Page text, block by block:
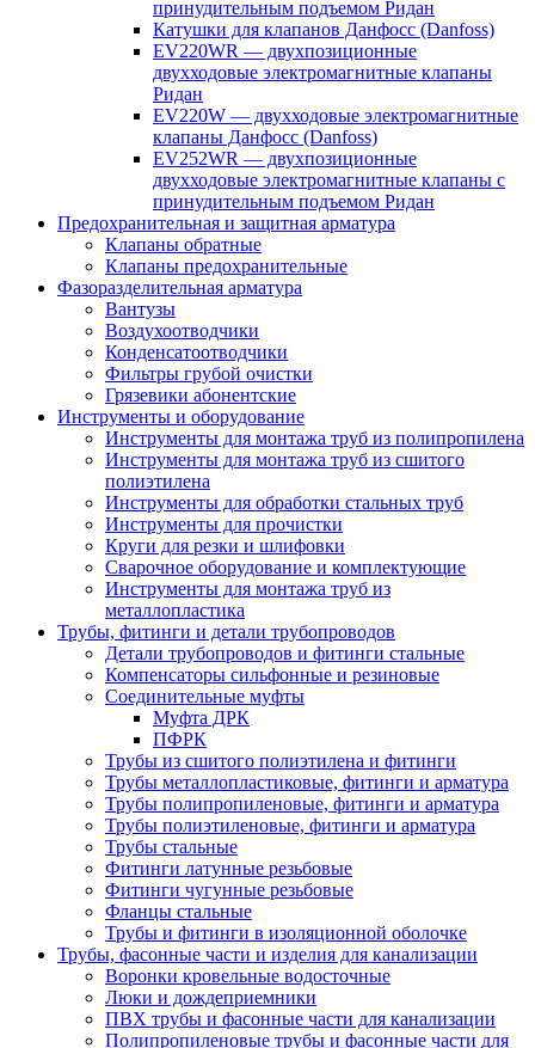
принудительным подъемом Ридан
Катушки для клапанов Данфосс (Danfoss)
EV220WR — двухпозиционные
двухходовые электромагнитные клапаны
Ридан
EV220W — двухходовые электромагнитные
клапаны Данфосс (Danfoss)
EV252WR — двухпозиционные
двухходовые электромагнитные клапаны с
принудительным подъемом Ридан
Предохранительная и защитная арматура
Клапаны обратные
Клапаны предохранительные
Фазоразделительная арматура
Вантузы
Воздухоотводчики
Конденсатоотводчики
Фильтры грубой очистки
Грязевики абонентские
Инструменты и оборудование
Инструменты для монтажа труб из полипропилена
Инструменты для монтажа труб из сшитого
полиэтилена
Инструменты для обработки стальных труб
Инструменты для прочистки
Круги для резки и шлифовки
Сварочное оборудование и комплектующие
Инструменты для монтажа труб из
металлопластика
Трубы, фитинги и детали трубопроводов
Детали трубопроводов и фитинги стальные
Компенсаторы сильфонные и резиновые
Соединительные муфты
Муфта ДРК
ПФРК
Трубы из сшитого полиэтилена и фитинги
Трубы металлопластиковые, фитинги и арматура
Трубы полипропиленовые, фитинги и арматура
Трубы полиэтиленовые, фитинги и арматура
Трубы стальные
Фитинги латунные резьбовые
Фитинги чугунные резьбовые
Фланцы стальные
Трубы и фитинги в изоляционной оболочке
Трубы, фасонные части и изделия для канализации
Воронки кровельные водосточные
Люки и дождеприемники
ПВХ трубы и фасонные части для канализации
Полипропиленовые трубы и фасонные части для